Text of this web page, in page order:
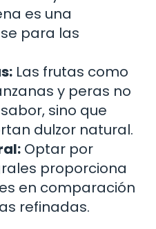
es una
para las
Las frutas como
y peras no
sino que
dulzor natural.
Optar por
proporciona
en comparación
refinadas.